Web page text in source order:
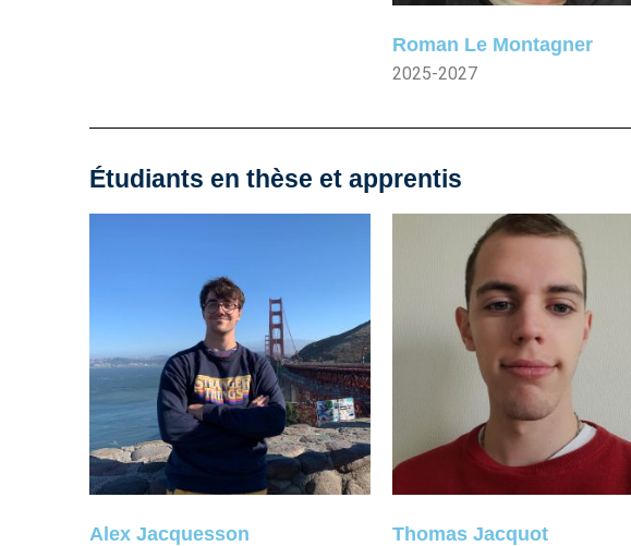
Roman Le Montagner
2025-2027
Étudiants en thèse et apprentis
Alex Jacquesson Thomas Jacquot